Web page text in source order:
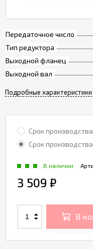
Передаточное число
Тип редуктора
Выходной фланец
Выходной вал
Подробные характеристики
Срок
Срок
В наличии
3 509 ₽
В